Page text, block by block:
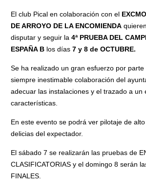
El club Pical en colaboración con el
DE ARROYO DE LA ENCOMIENDA
disputar y seguir la4ª PRUEBA DEL
ESPAÑA B los días7 y 8 de OCTUBRE.
Se ha realizado un gran esfuerzo por parte
siempre inestimable colaboración del
adecuar las instalaciones y el trazado a un
características.
En este evento se podrá ver pilotaje de
delicias del expectador.
El sábado 7 se realizarán las pruebas de
CLASIFICATORIAS y el domingo 8 serán
FINALES.